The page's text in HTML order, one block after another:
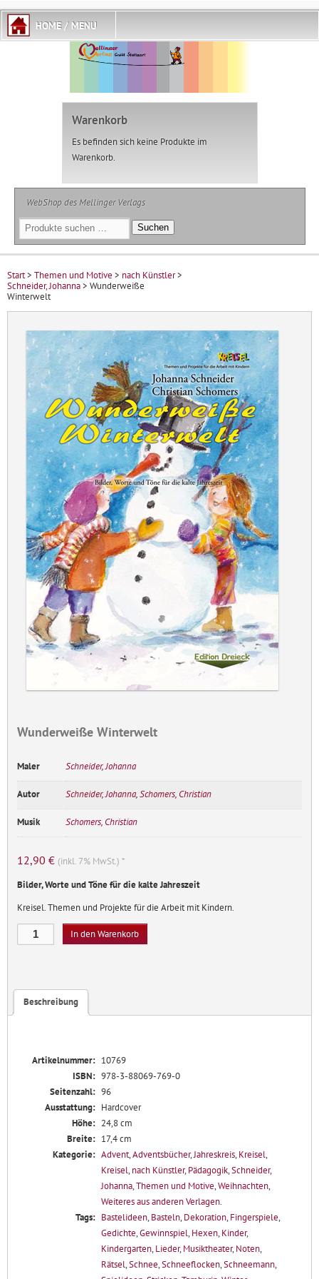
Warenkorb
Es befinden sich keine Produkte im
Warenkorb.
WebShop des Mellinger Verlags
Suchen
nach:
Suchen
Start> Themen und Motive > nach Künstler>
Schneider, Johanna> Wunderweiße
Winterwelt
Wunderweiße Winterwelt
Maler Schneider, Johanna
Autor Schneider, Johanna,Schomers, Christian
Musik Schomers, Christian
12,90 € (inkl. 7% MwSt.) *
Bilder, Worte und Töne für die kalte Jahreszeit
Kreisel. Themen und Projekte für die Arbeit mit Kindern.
Wunderweiße
Winterwelt
In den Warenkorb
Beschreibung
Artikelnummer: 10769
ISBN: 978-3-88069-769-0
Seitenzahl: 96
Ausstattung: Hardcover
Höhe: 24,8 cm
Breite: 17,4 cm
Kategorie: Advent,Adventsbücher,Jahreskreis, Kreisel,
Kreisel, nach Künstler, Pädagogik,Schneider,
Johanna,Themen und Motive,Weihnachten,
Weiteres aus anderen Verlagen.
Tags: Bastelideen, Basteln, Dekoration, Fingerspiele,
Gedichte,Gewinnspiel, Hexen, Kinder,
Kindergarten, Lieder, Musiktheater, Noten,
Rätsel,Schnee,Schneeflocken,Schneemann,